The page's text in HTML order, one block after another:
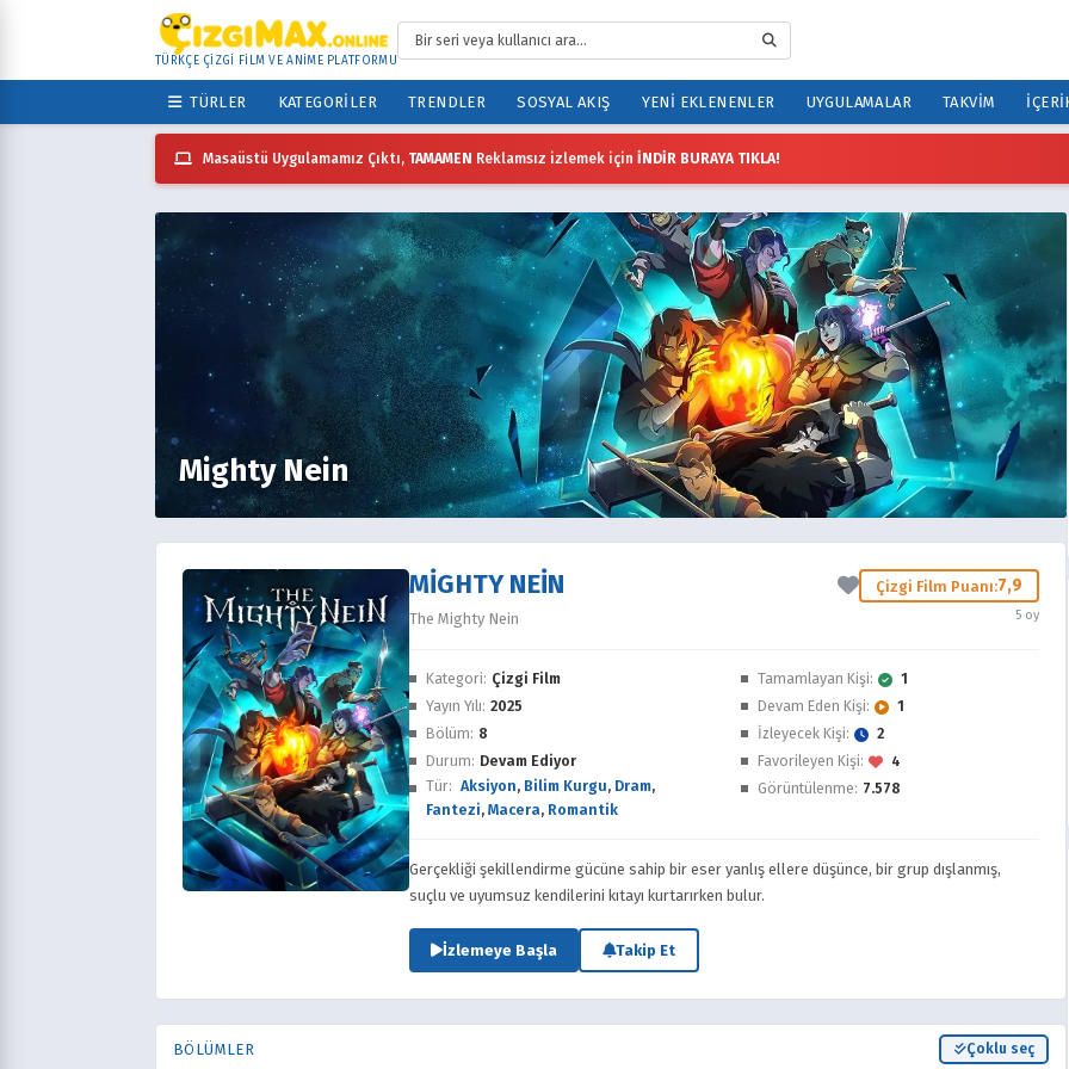
TÜRKÇE ÇİZGİ FİLM VE ANİME PLATFORMU
TÜRLER KATEGORILER TRENDLER SOSYAL AKIŞ YENI EKLENENLER UYGULAMALAR TAKVIM
Masaüstü Uygulamamız Çıktı, TAMAMEN Reklamsız izlemek için İNDİR BURAYA TIKLA!
Mighty Nein
MIGHTY NEIN
The Mighty Nein
Çizgi Film Puanı:7,9
5 oy
Kategori: Çizgi Film
Yayın Yılı: 2025
Bölüm: 8
Durum: Devam Ediyor
Tür: Aksiyon, Bilim Kurgu, Dram,
Fantezi, Macera, Romantik
Tamamlayan Kişi:
1
Devam Eden Kişi:
1
İzleyecek Kişi:
2
Favorileyen Kişi:
4
Görüntülenme: 7.578
Gerçekliği şekillendirme gücüne sahip bir eser yanlış ellere düşünce, bir grup dışlanmış,
suçlu ve uyumsuz kendilerini kıtayı kurtarırken bulur.
İzlemeye Başla Takip Et
BÖLÜMLER Çoklu seç